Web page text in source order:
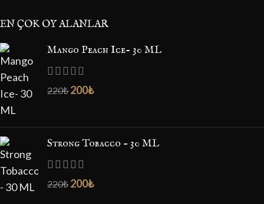
EN ÇOK OY ALANLAR
Mango Peach Ice- 30 ML
220₺ 200₺
Strong Tobacco - 30 ML
220₺ 200₺